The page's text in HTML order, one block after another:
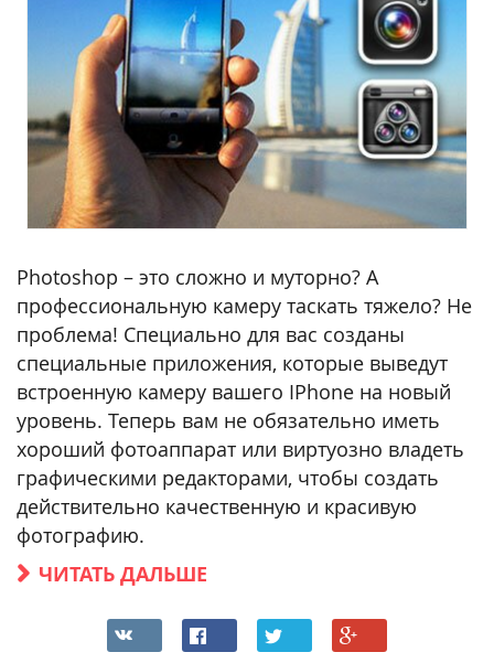
Photoshop – это сложно и муторно? А
профессиональную камеру таскать тяжело? Не
проблема! Специально для вас созданы
специальные приложения, которые выведут
встроенную камеру вашего IPhone на новый
уровень. Теперь вам не обязательно иметь
хороший фотоаппарат или виртуозно владеть
графическими редакторами, чтобы создать
действительно качественную и красивую
фотографию.
ЧИТАТЬ ДАЛЬШЕ